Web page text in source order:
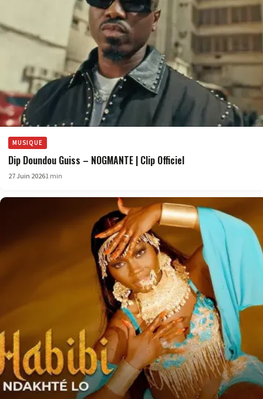
MUSIQUE
Dip Doundou Guiss – NOGMANTE | Clip Officiel
27 Juin 20261 min